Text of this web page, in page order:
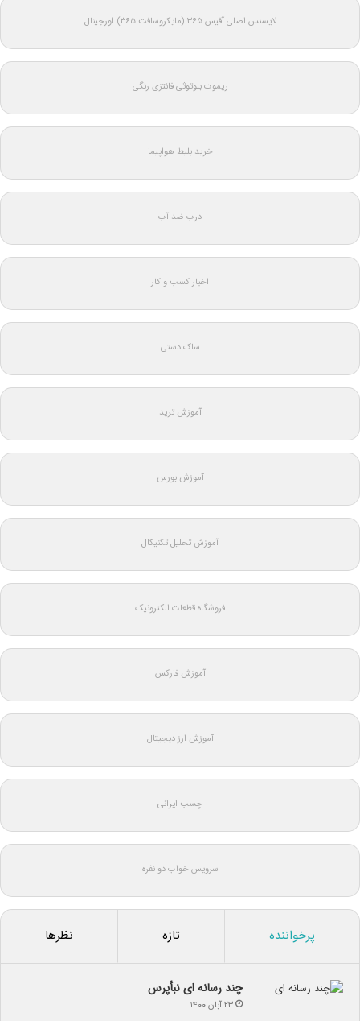
لایسنس اصلی آفیس ۳۶۵ (مایکروسافت ۳۶۵) اورجینال
ریموت بلوتوثی فانتزی رنگی
خرید بلیط هواپیما
درب ضد آب
اخبار کسب و کار
ساک دستی
آموزش ترید
آموزش بورس
آموزش تحلیل تکنیکال
فروشگاه قطعات الکترونیک
آموزش فارکس
آموزش ارز دیجیتال
چسب ایرانی
سرویس خواب دو نفره
پرخواننده تازه نظرها
چند رسانه ای نبأپرس
۲۳ آبان ۱۴۰۰